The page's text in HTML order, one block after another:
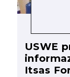
USWE
Itsas